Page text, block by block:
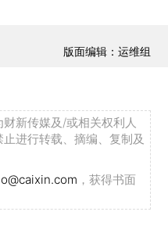
版面编辑：运维组
新传媒及/或相关权利人
进行转载、摘编、复制及
，获得书面